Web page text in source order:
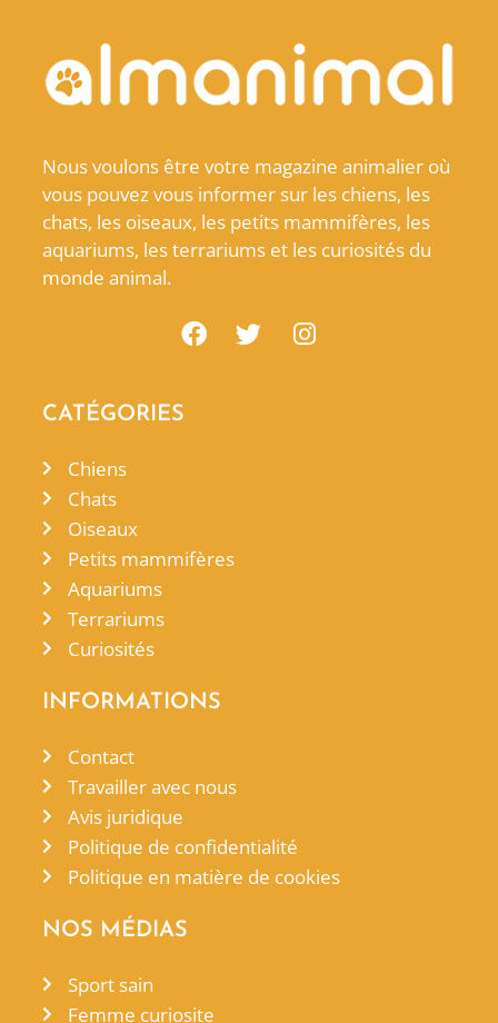
Nous voulons être votre magazine animalier où
vous pouvez vous informer sur les chiens, les
chats, les oiseaux, les petits mammifères, les
aquariums, les terrariums et les curiosités du
monde animal.
CATÉGORIES
Chiens
Chats
Oiseaux
Petits mammifères
Aquariums
Terrariums
Curiosités
INFORMATIONS
Contact
Travailler avec nous
Avis juridique
Politique de confidentialité
Politique en matière de cookies
NOS MÉDIAS
Sport sain
Femme curiosite